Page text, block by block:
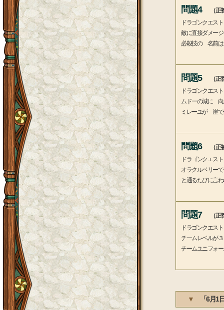
問題4
（
ドラゴンクエス
敵に直接ダメー
必殺技の 名前は
問題5
（
ドラゴンクエス
ムドーの城に 向
ミレーユが 崖で
問題6
（
ドラゴンクエス
オラクルベリー
と通るたびに言
問題7
（
ドラゴンクエス
チームレベルが
チームユニフォ
▼ 「6月